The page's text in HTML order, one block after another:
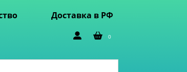
Доставка в РФ
0